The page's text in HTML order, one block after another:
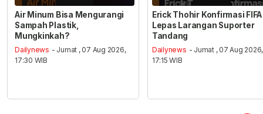
Air Minum Bisa Mengurangi
Sampah Plastik,
Mungkinkah?
Dailynews - Jumat , 07 Aug 2026,
17:30 WIB
Erick Thohir Konfirmasi FIFA
Lepas Larangan Suporter
Tandang
Dailynews - Jumat , 07 Aug 2026,
17:15 WIB